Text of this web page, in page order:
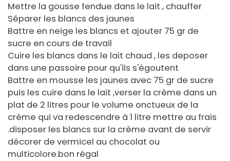
Mettre la gousse fendue dans le lait , chauffer
Séparer les blancs des jaunes
Battre en neige les blancs et ajouter 75 gr de
sucre en cours de travail
Cuire les blancs dans le lait chaud , les deposer
dans une passoire pour qu'ils s'égoutent
Battre en mousse les jaunes avec 75 gr de sucre
puis les cuire dans le lait ,verser la crème dans un
plat de 2 litres pour le volume onctueux de la
crème qui va redescendre à 1 litre mettre au frais
.disposer les blancs sur la crème avant de servir
décorer de vermicel au chocolat ou
multicolore.bon régal